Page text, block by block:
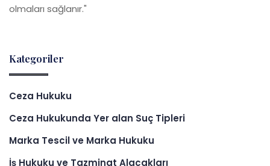
olmaları sağlanır."
Kategoriler
Ceza Hukuku
Ceza Hukukunda Yer alan Suç Tipleri
Marka Tescil ve Marka Hukuku
İş Hukuku ve Tazminat Alacakları